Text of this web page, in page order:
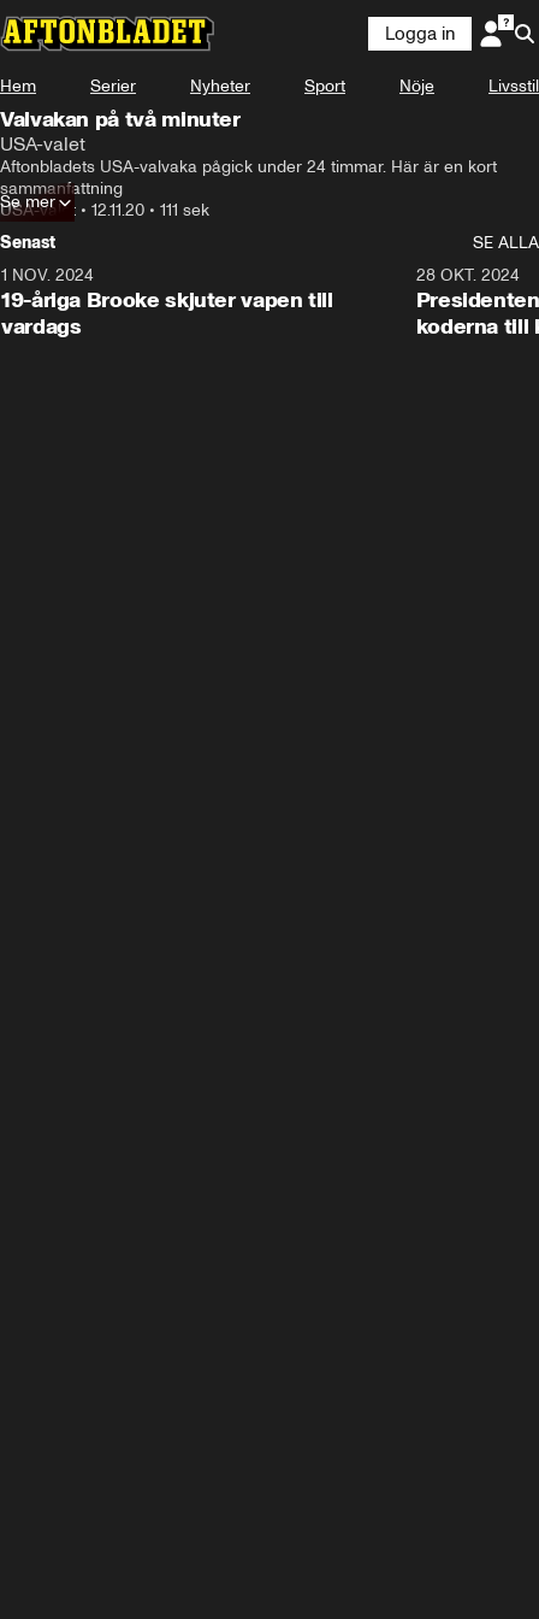
Logga in
Hem Serier Nyheter Sport Nöje Livsstil
Valvakan på två minuter
USA-valet
Aftonbladets USA-valvaka pågick under 24 timmar. Här är en kort
sammanfattning
USA-valet • 12.11.20 • 111 sek
Se mer
Senast
SE ALLA
1 NOV. 2024
19-åriga Brooke skjuter vapen till
vardags
28 OKT. 2024
koderna till